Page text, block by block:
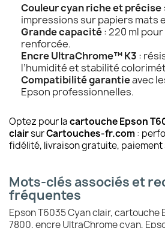
Couleur cyan riche et précise
impressions sur papiers mats
Grande capacité: 220 ml
renforcée.
Encre UltraChrome™ K3 :
l’humidité et stabilité
Compatibilité garantieavec
Epson professionnelles.
Optez pour lacartoucheEpson
clairsurCartouches-fr.com:
fidélité, livraison gratuite, paiement
Mots-clés associés et
fréquentes
Epson T6035 Cyan clair, cartouche
7800, encre UltraChrome cyan,